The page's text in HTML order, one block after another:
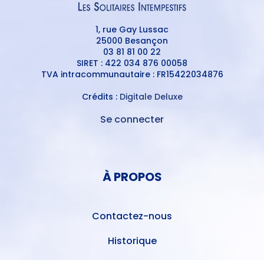
1, rue Gay Lussac
25000 Besançon
03 81 81 00 22
SIRET : 422 034 876 00058
TVA intracommunautaire : FR15422034876
Crédits : Digitale Deluxe
Se connecter
À PROPOS
Contactez-nous
Historique